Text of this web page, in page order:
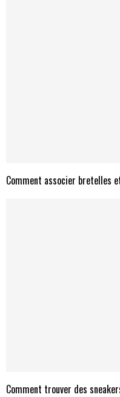
Comment associer bretelles
Comment trouver des